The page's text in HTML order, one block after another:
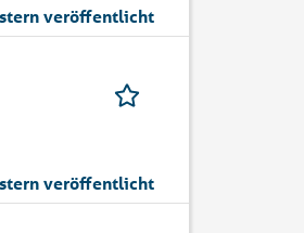
veröffentlicht
veröffentlicht